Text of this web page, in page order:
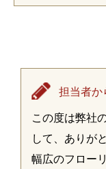
担当者か
この度は弊社
して、ありが
幅広のフロー